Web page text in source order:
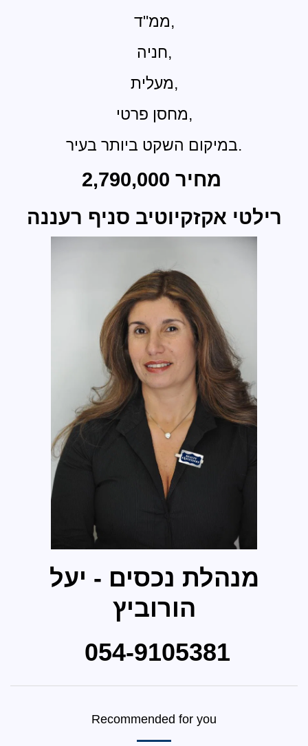
ממ"ד,
חניה,
מעלית,
מחסן פרטי,
במיקום השקט ביותר בעיר.
רילטי אקזקיוטיב סניף רעננה
מנהלת נכסים - יעל
הורוביץ
054-9105381
Recommended for you